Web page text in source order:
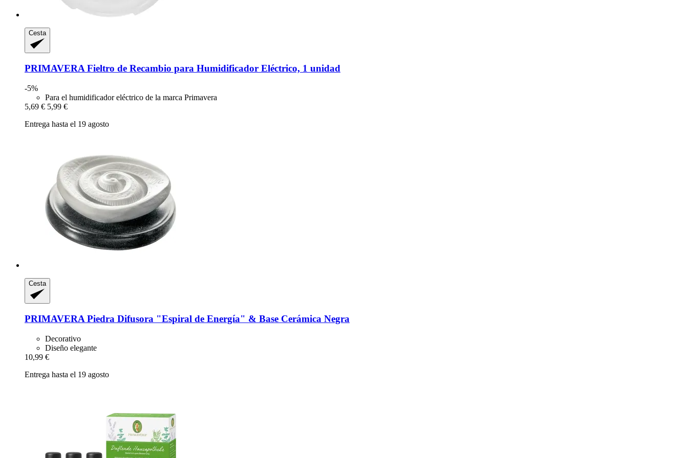
Cesta
PRIMAVERA Fieltro de Recambio para Humidificador Eléctrico, 1 unidad
-5%
Para el humidificador eléctrico de la marca Primavera
5,69 € 5,99 €
Entrega hasta el 19 agosto
Cesta
PRIMAVERA Piedra Difusora "Espiral de Energía" & Base Cerámica Negra
Decorativo
Diseño elegante
10,99 €
Entrega hasta el 19 agosto